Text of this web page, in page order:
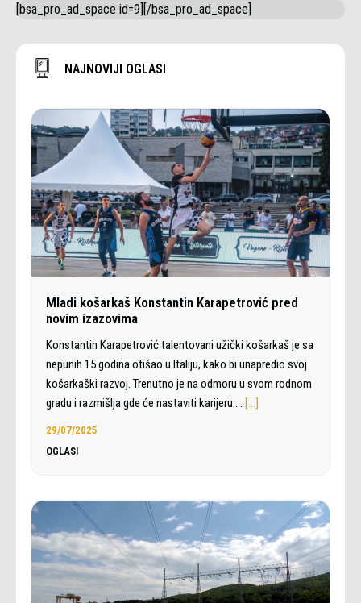
[bsa_pro_ad_space id=9][/bsa_pro_ad_space]
NAJNOVIJI OGLASI
Mladi košarkaš Konstantin Karapetrović pred
novim izazovima
Konstantin Karapetrović talentovani užički košarkaš je sa
nepunih 15 godina otišao u Italiju, kako bi unapredio svoj
košarkaški razvoj. Trenutno je na odmoru u svom rodnom
gradu i razmišlja gde će nastaviti karijeru.… […]
29/07/2025
OGLASI